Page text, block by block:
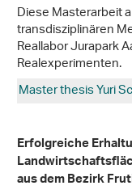
Diese Masterarbeit
transdisziplinären
Reallabor Jurapark
Realexperimenten.
Master thesis Yuri
Erfolgreiche
aus dem Bezirk